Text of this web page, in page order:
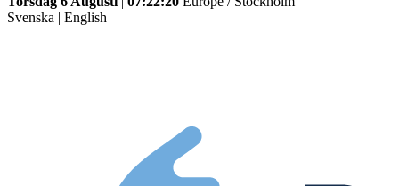
Svenska | English